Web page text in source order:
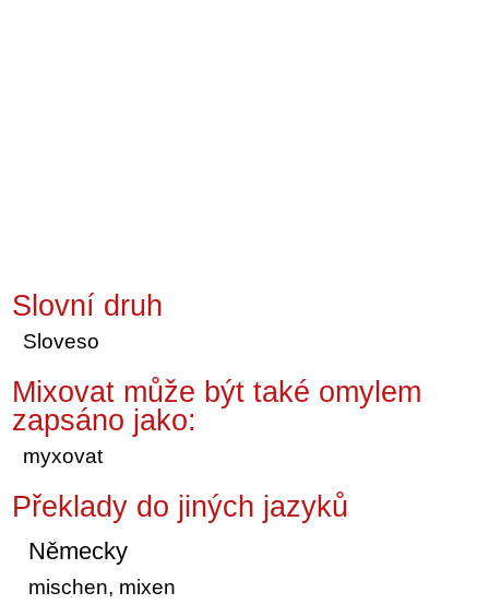
Slovní druh
Sloveso
Mixovat může být také omylem
zapsáno jako:
myxovat
Překlady do jiných jazyků
Německy
mischen, mixen